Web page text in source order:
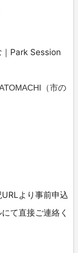
｜Park Session
（市の
より事前申込
て直接ご連絡く